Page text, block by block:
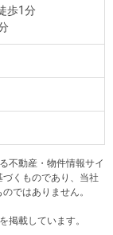
案内（関
西）
Way
役員一
覧
歩1分
不動産・物件情報サイ
くものであり、当社
ではありません。
掲載しています。